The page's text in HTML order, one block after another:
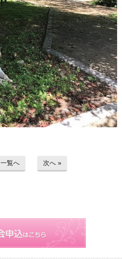
一覧へ 次へ »